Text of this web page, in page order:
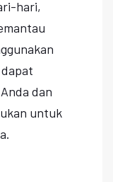
hari,
dan
untuk